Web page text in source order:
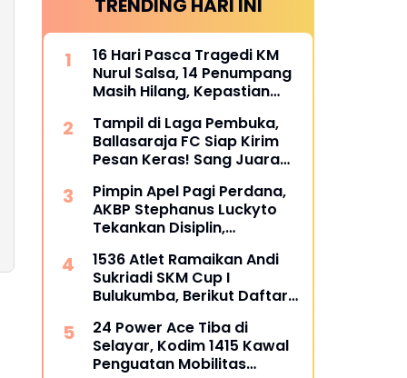
TRENDING HARI INI
16 Hari Pasca Tragedi KM
Nurul Salsa, 14 Penumpang
Masih Hilang, Kepastian
dipertanyakan
Tampil di Laga Pembuka,
Ballasaraja FC Siap Kirim
Pesan Keras! Sang Juara
Sempurna di Piala
Kemerdekaan Bulukumpa
2026
Pimpin Apel Pagi Perdana,
AKBP Stephanus Luckyto
Tekankan Disiplin,
terhadap Organisasi
1536 Atlet Ramaikan Andi
Sukriadi SKM Cup I
Bulukumba, Berikut Daftar
24 Power Ace Tiba di
Selayar, Kodim 1415 Kawal
Penguatan Mobilitas